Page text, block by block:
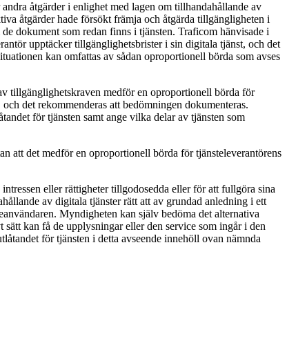
åtgärder i enlighet med lagen om tillhandahållande av
åtgärder hade försökt främja och åtgärda tillgängligheten i
dokument som redan finns i tjänsten. Traficom hänvisade i
upptäcker tillgänglighetsbrister i sin digitala tjänst, och det
kan omfattas av sådan oproportionell börda som avses
tillgänglighetskraven medför en oproportionell börda för
det rekommenderas att bedömningen dokumenteras.
för tjänsten samt ange vilka delar av tjänsten som
att det medför en oproportionell börda för tjänsteleverantörens
eller rättigheter tillgodosedda eller för att fullgöra sina
av digitala tjänster rätt att av grundad anledning i ett
Myndigheten kan själv bedöma det alternativa
kan få de upplysningar eller den service som ingår i den
för tjänsten i detta avseende innehöll ovan nämnda